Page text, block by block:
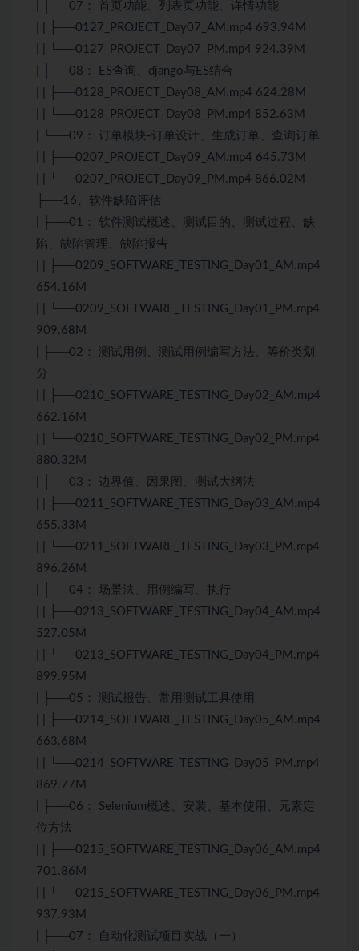
| ├──07： 首页功能、列表页功能、详情功能
| | ├──0127_PROJECT_Day07_AM.mp4 693.94M
| | └──0127_PROJECT_Day07_PM.mp4 924.39M
| ├──08： ES查询、django与ES结合
| | ├──0128_PROJECT_Day08_AM.mp4 624.28M
| | └──0128_PROJECT_Day08_PM.mp4 852.63M
| └──09： 订单模块-订单设计、生成订单、查询订单
| | ├──0207_PROJECT_Day09_AM.mp4 645.73M
| | └──0207_PROJECT_Day09_PM.mp4 866.02M
├──16、软件缺陷评估
| ├──01： 软件测试概述、 测试 目的、 测试过程、缺
陷、缺陷管理、缺陷报告
| | ├──0209_SOFTWARE_TESTING_Day01_AM.mp4
654.16M
| | └──0209_SOFTWARE_TESTING_Day01_PM.mp4
909.68M
| ├──02： 测试用例、测试用例编写方法、等价类划
分
| | ├──0210_SOFTWARE_TESTING_Day02_AM.mp4
662.16M
| | └──0210_SOFTWARE_TESTING_Day02_PM.mp4
880.32M
| ├──03： 边界值、因果图、测试大纲法
| | ├──0211_SOFTWARE_TESTING_Day03_AM.mp4
655.33M
| | └──0211_SOFTWARE_TESTING_Day03_PM.mp4
896.26M
| ├──04： 场景法、用例编写、执行
| | ├──0213_SOFTWARE_TESTING_Day04_AM.mp4
527.05M
| | └──0213_SOFTWARE_TESTING_Day04_PM.mp4
899.95M
| ├──05： 测试报告、常用测试工具使用
| | ├──0214_SOFTWARE_TESTING_Day05_AM.mp4
663.68M
| | └──0214_SOFTWARE_TESTING_Day05_PM.mp4
869.77M
| ├──06： Selenium概述、安装、基本使用、元素定
位方法
| | ├──0215_SOFTWARE_TESTING_Day06_AM.mp4
701.86M
| | └──0215_SOFTWARE_TESTING_Day06_PM.mp4
937.93M
| ├──07： 自动化测试项目实战（一）